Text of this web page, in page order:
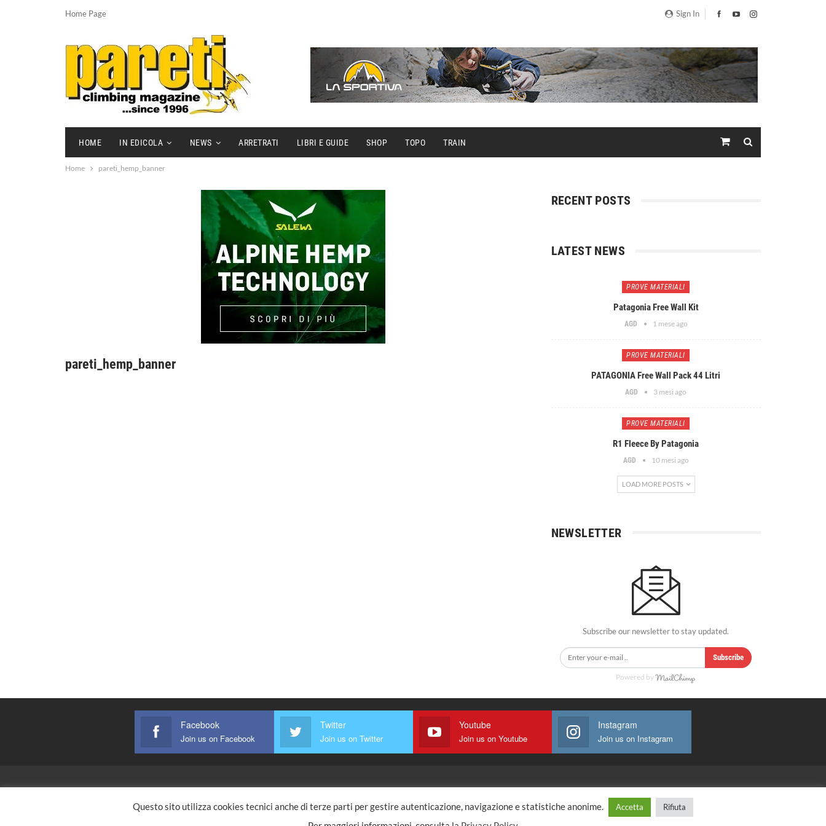
Sign In
Home Page
HOME IN EDICOLA NEWS ARRETRATI LIBRI E GUIDE SHOP TOPO TRAIN
Home pareti_hemp_banner
pareti_hemp_banner
RECENT POSTS
LATEST NEWS
PROVE MATERIALI
Patagonia Free Wall Kit
AGD 1 mese ago
PROVE MATERIALI
PATAGONIA Free Wall Pack 44 Litri
AGD 3 mesi ago
PROVE MATERIALI
R1 Fleece By Patagonia
AGD 10 mesi ago
LOAD MORE POSTS
NEWSLETTER
Subscribe our newsletter to stay updated.
Subscribe
Powered by
Facebook
Join us on Facebook
Twitter
Join us on Twitter
Youtube
Join us on Youtube
Instagram
Join us on Instagram
Questo sito utilizza cookies tecnici anche di terze parti per gestire autenticazione, navigazione e statistiche anonime. Accetta Rifiuta